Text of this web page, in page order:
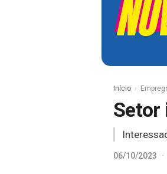
Início
Setor
06/10/2023 ·